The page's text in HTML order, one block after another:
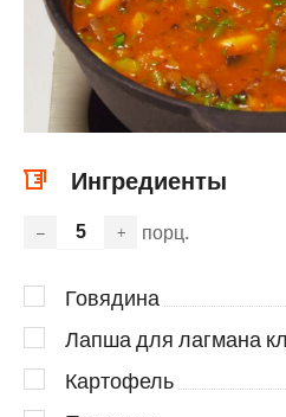
Ингредиенты
– + порц.
Говядина
Лапша для лагмана
Картофель